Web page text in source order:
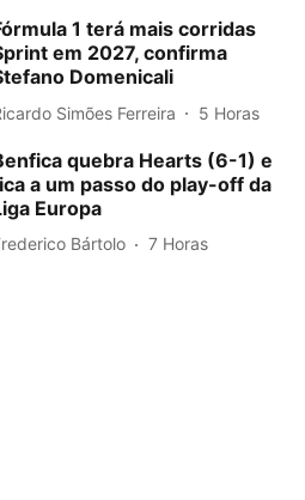
1 terá mais corridas
em 2027, confirma
Domenicali
Simões Ferreira 5 Horas
quebra Hearts (6-1) e
a um passo do play-off da
Europa
Bártolo 7 Horas